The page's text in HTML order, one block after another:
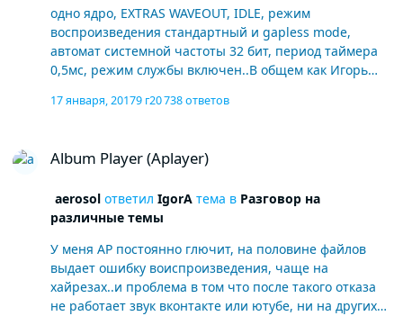
одно ядро, EXTRAS WAVEOUT, IDLE, режим
воспроизведения стандартный и gapless mode,
автомат системной частоты 32 бит, период таймера
0,5мс, режим службы включен..В общем как Игорь
настройки я и применил.
17 января, 20179 г20 738 ответов
Album Player (Aplayer)
aerosolответил IgorAтема в Разговор на
различные темы
У меня AP постоянно глючит, на половине файлов
выдает ошибку воиспроизведения, чаще на
хайрезах..и проблема в том что после такого отказа
не работает звук вконтакте или ютубе, ни на других